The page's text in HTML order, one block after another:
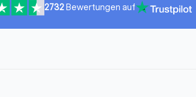
2732Bewertungen auf